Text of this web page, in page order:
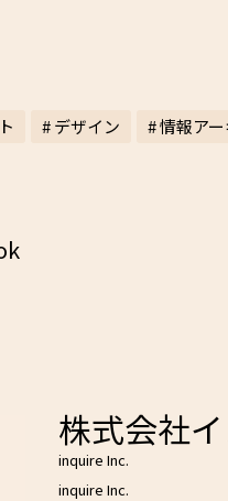
# デザイン # 情報ア
株式会社
inquire Inc.
inquire Inc.